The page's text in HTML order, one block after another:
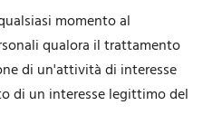
momento al
qualora il trattamento
di un'attività di interesse
di un interesse legittimo del